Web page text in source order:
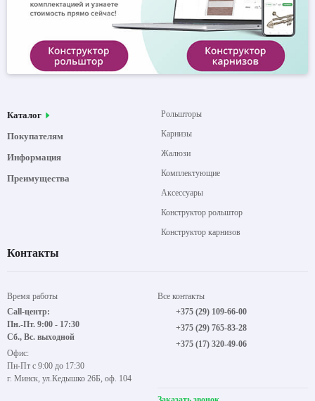
Каталог
Покупателям
Информация
Преимущества
Рольшторы
Карнизы
Жалюзи
Комплектующие
Аксессуары
Конструктор рольштор
Конструктор карнизов
Контакты
Время работы
Call-центр:
Пн.-Пт. 9:00 - 17:30
Сб., Вс. выходной
Офис:
Пн-Пт с 9:00 до 17:30
г. Минск, ул.Кедышко 26Б, оф. 104
Все контакты
+375 (29) 109-66-00
+375 (29) 765-83-28
+375 (17) 320-49-06